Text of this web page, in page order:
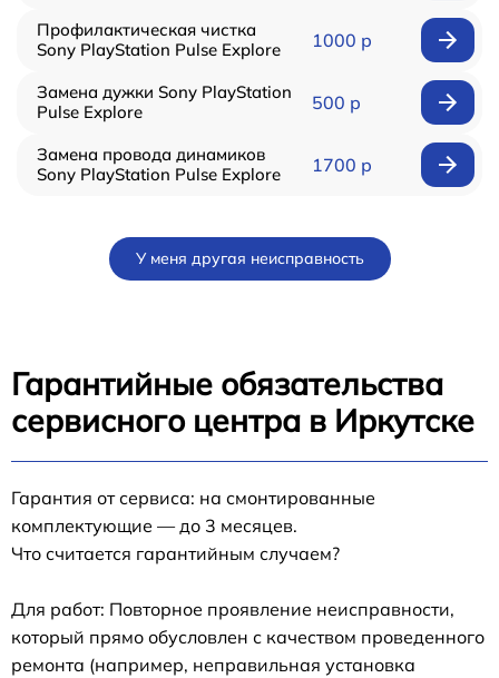
Профилактическая чистка
Sony PlayStation Pulse Explore
1000 р
Замена дужки Sony PlayStation
Pulse Explore
500 р
Замена провода динамиков
Sony PlayStation Pulse Explore
1700 р
У меня другая неисправность
Гарантийные обязательства
сервисного центра в Иркутске
Гарантия от сервиса: на смонтированные
комплектующие — до 3 месяцев.
Что считается гарантийным случаем?
Для работ: Повторное проявление неисправности,
который прямо обусловлен с качеством проведенного
ремонта (например, неправильная установка